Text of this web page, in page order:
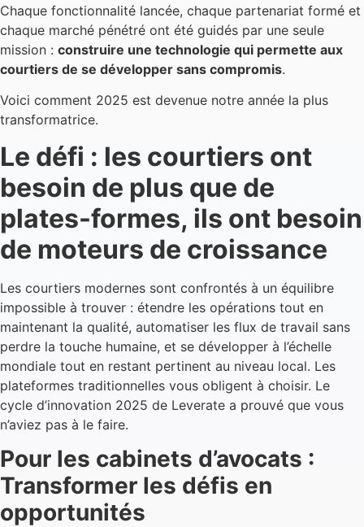
Chaque fonctionnalité lancée, chaque partenariat formé et
chaque marché pénétré ont été guidés par une seule
mission : construire une technologie qui permette aux
courtiers de se développer sans compromis.
Voici comment 2025 est devenue notre année la plus
transformatrice.
Le défi : les courtiers ont
besoin de plus que de
plates-formes, ils ont besoin
de moteurs de croissance
Les courtiers modernes sont confrontés à un équilibre
impossible à trouver : étendre les opérations tout en
maintenant la qualité, automatiser les flux de travail sans
perdre la touche humaine, et se développer à l’échelle
mondiale tout en restant pertinent au niveau local. Les
plateformes traditionnelles vous obligent à choisir. Le
cycle d’innovation 2025 de Leverate a prouvé que vous
n’aviez pas à le faire.
Pour les cabinets d’avocats :
Transformer les défis en
opportunités